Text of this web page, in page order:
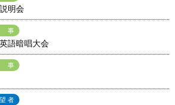
明会
語暗唱大会
者